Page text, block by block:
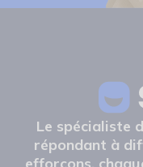
Le spécialiste
répondant à